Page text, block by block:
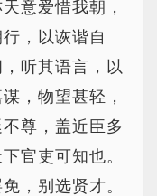
意爱惜我朝，
，以诙谐自
听其语言，以
，物望甚轻，
尊，盖近臣多
官吏可知也。
，别选贤才。